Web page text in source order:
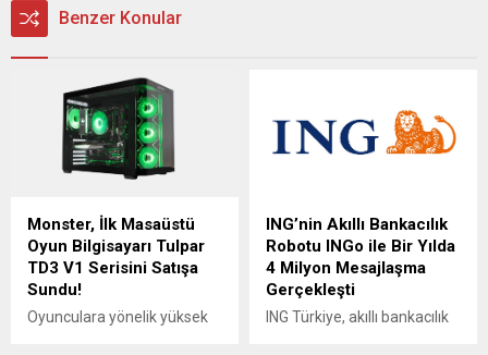
Benzer Konular
Monster, İlk Masaüstü
Oyun Bilgisayarı Tulpar
TD3 V1 Serisini Satışa
Sundu!
Oyunculara yönelik yüksek
ING’nin Akıllı Bankacılık
Robotu INGo ile Bir Yılda
4 Milyon Mesajlaşma
Gerçekleşti
ING Türkiye, akıllı bankacılık